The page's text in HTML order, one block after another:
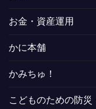
お金・資産運用
かに本舗
かみちゅ！
こどものための防